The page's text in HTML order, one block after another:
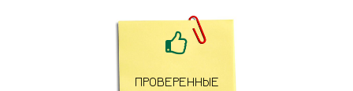

ПРОВЕРЕННЫЕ